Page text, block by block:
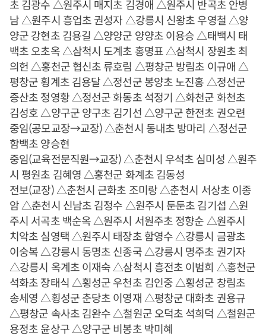
초 김광수 △원주시 매지초 김경애 △원주시 반곡초 안병
남 △원주시 흥업초 권성자 △강릉시 신왕초 우영철 △양
양군 강현초 김용길 △양양군 양양초 이용승 △태백시 태
백초 오초옥 △삼척시 도계초 홍명표 △삼척시 장원초 최
의헌 △홍천군 협신초 류호림 △평창군 방림초 이규애 △
평창군 횡계초 김용달 △정선군 봉양초 노진홍 △정선군
증산초 정영황 △정선군 화동초 석정기 △화천군 화천초
김성호 △양구군 양구초 김기선 △양구군 한전초 권오련
중임(공모교장→교장) △춘천시 동내초 방마리 △정선군
함백초 양승현
중임(교육전문직원→교장) △춘천시 우석초 심미성 △원주
시 평원초 김혜영 △홍천군 화계초 김동성
전보(교장) △춘천시 근화초 조미랑 △춘천시 서상초 이종
암 △춘천시 신남초 김정수 △원주시 둔둔초 김기섭 △원
주시 서곡초 백순옥 △원주시 서원주초 정향순 △원주시
치악초 심영택 △원주시 태장초 함영수 △강릉시 금광초
이숭복 △강릉시 동명초 신종국 △강릉시 명주초 권기자
△강릉시 옥계초 이재숙 △삼척시 흥전초 이범희 △홍천군
석화초 장태식 △횡성군 우천초 김인중 △횡성군 창림초
송세영 △횡성군 춘당초 이영재 △평창군 대화초 권용규
△평창군 속사초 김완수 △철원군 오덕초 석희덕 △철원군
용정초 윤상구 △양구군 비봉초 박미혜